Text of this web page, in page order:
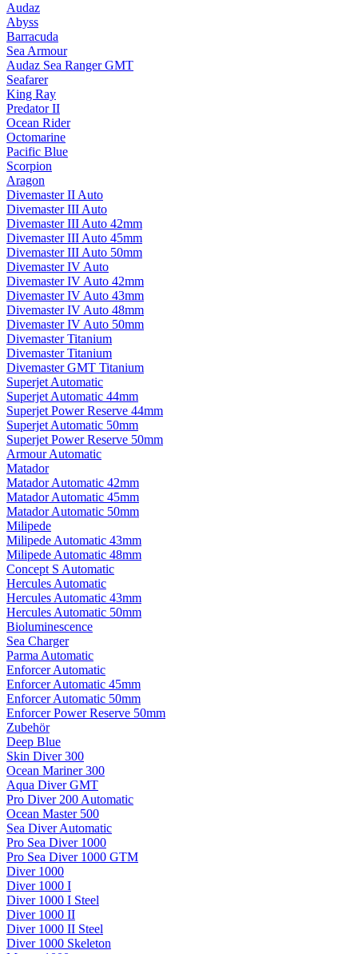
Audaz
Abyss
Barracuda
Sea Armour
Audaz Sea Ranger GMT
Seafarer
King Ray
Predator II
Ocean Rider
Octomarine
Pacific Blue
Scorpion
Aragon
Divemaster II Auto
Divemaster III Auto
Divemaster III Auto 42mm
Divemaster III Auto 45mm
Divemaster III Auto 50mm
Divemaster IV Auto
Divemaster IV Auto 42mm
Divemaster IV Auto 43mm
Divemaster IV Auto 48mm
Divemaster IV Auto 50mm
Divemaster Titanium
Divemaster Titanium
Divemaster GMT Titanium
Superjet Automatic
Superjet Automatic 44mm
Superjet Power Reserve 44mm
Superjet Automatic 50mm
Superjet Power Reserve 50mm
Armour Automatic
Matador
Matador Automatic 42mm
Matador Automatic 45mm
Matador Automatic 50mm
Milipede
Milipede Automatic 43mm
Milipede Automatic 48mm
Concept S Automatic
Hercules Automatic
Hercules Automatic 43mm
Hercules Automatic 50mm
Bioluminescence
Sea Charger
Parma Automatic
Enforcer Automatic
Enforcer Automatic 45mm
Enforcer Automatic 50mm
Enforcer Power Reserve 50mm
Zubehör
Deep Blue
Skin Diver 300
Ocean Mariner 300
Aqua Diver GMT
Pro Diver 200 Automatic
Ocean Master 500
Sea Diver Automatic
Pro Sea Diver 1000
Pro Sea Diver 1000 GTM
Diver 1000
Diver 1000 I
Diver 1000 I Steel
Diver 1000 II
Diver 1000 II Steel
Diver 1000 Skeleton